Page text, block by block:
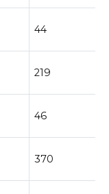
44
219
46
370